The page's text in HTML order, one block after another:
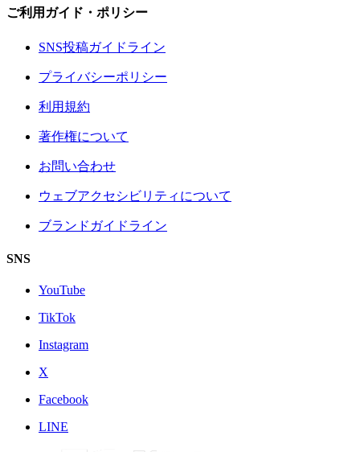
ご利用ガイド・ポリシー
SNS投稿ガイドライン
プライバシーポリシー
利用規約
著作権について
お問い合わせ
ウェブアクセシビリティについて
ブランドガイドライン
SNS
YouTube
TikTok
Instagram
X
Facebook
LINE